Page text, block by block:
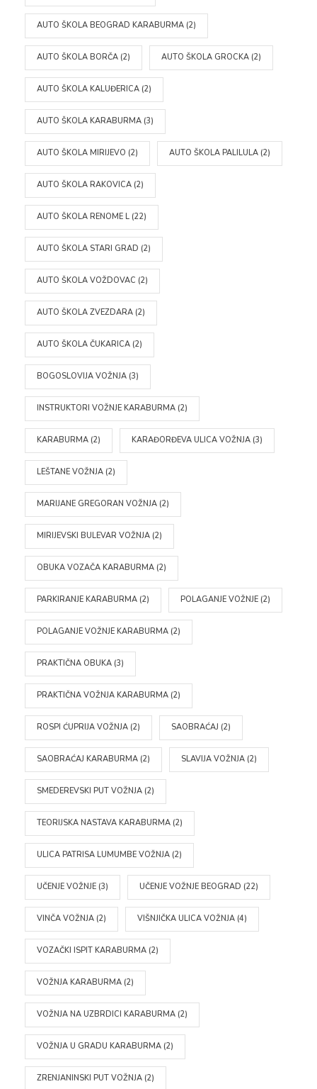
AUTO ŠKOLA BEOGRAD KARABURMA (2)
AUTO ŠKOLA BORČA (2) AUTO ŠKOLA GROCKA (2)
AUTO ŠKOLA KALUĐERICA (2)
AUTO ŠKOLA KARABURMA (3)
AUTO ŠKOLA MIRIJEVO (2) AUTO ŠKOLA PALILULA (2)
AUTO ŠKOLA RAKOVICA (2)
AUTO ŠKOLA RENOME L (22)
AUTO ŠKOLA STARI GRAD (2)
AUTO ŠKOLA VOŽDOVAC (2)
AUTO ŠKOLA ZVEZDARA (2)
AUTO ŠKOLA ČUKARICA (2)
BOGOSLOVIJA VOŽNJA (3)
INSTRUKTORI VOŽNJE KARABURMA (2)
KARABURMA (2) KARAĐORĐEVA ULICA VOŽNJA (3)
LEŠTANE VOŽNJA (2)
MARIJANE GREGORAN VOŽNJA (2)
MIRIJEVSKI BULEVAR VOŽNJA (2)
OBUKA VOZAČA KARABURMA (2)
PARKIRANJE KARABURMA (2) POLAGANJE VOŽNJE (2)
POLAGANJE VOŽNJE KARABURMA (2)
PRAKTIČNA OBUKA (3)
PRAKTIČNA VOŽNJA KARABURMA (2)
ROSPI ĆUPRIJA VOŽNJA (2) SAOBRAĆAJ (2)
SAOBRAĆAJ KARABURMA (2) SLAVIJA VOŽNJA (2)
SMEDEREVSKI PUT VOŽNJA (2)
TEORIJSKA NASTAVA KARABURMA (2)
ULICA PATRISA LUMUMBE VOŽNJA (2)
UČENJE VOŽNJE (3) UČENJE VOŽNJE BEOGRAD (22)
VINČA VOŽNJA (2) VIŠNJIČKA ULICA VOŽNJA (4)
VOZAČKI ISPIT KARABURMA (2)
VOŽNJA KARABURMA (2)
VOŽNJA NA UZBRDICI KARABURMA (2)
VOŽNJA U GRADU KARABURMA (2)
ZRENJANINSKI PUT VOŽNJA (2)